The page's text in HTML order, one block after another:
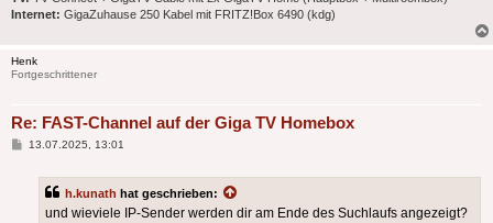
Internet: GigaZuhause 250 Kabel mit FRITZ!Box 6490 (kdg)
Henk
Fortgeschrittener
Re: FAST-Channel auf der Giga TV Homebox
Beitrag
13.07.2025, 13:01
h.kunath hat geschrieben:
und wieviele IP-Sender werden dir am Ende des Suchlaufs angezeigt?